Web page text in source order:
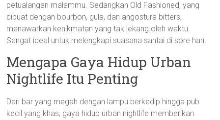
petualangan malammu. Sedangkan Old Fashioned, yang
dibuat dengan bourbon, gula, dan angostura bitters,
menawarkan kenikmatan yang tak lekang oleh waktu.
Sangat ideal untuk melengkapi suasana santai di sore hari.
Mengapa Gaya Hidup Urban
Nightlife Itu Penting
Dari bar yang megah dengan lampu berkedip hingga pub
kecil yang khas, gaya hidup urban nightlife memberikan